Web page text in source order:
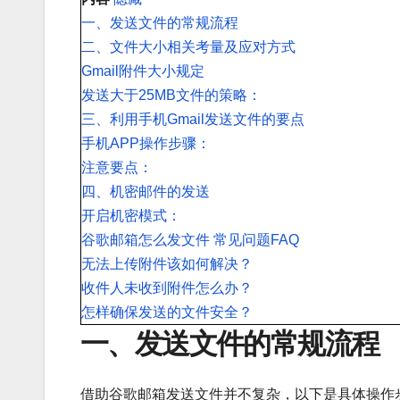
一、发送文件的常规流程
二、文件大小相关考量及应对方式
Gmail附件大小规定
发送大于25MB文件的策略：
三、利用手机Gmail发送文件的要点
手机APP操作步骤：
注意要点：
四、机密邮件的发送
开启机密模式：
谷歌邮箱怎么发文件 常见问题FAQ
无法上传附件该如何解决？
收件人未收到附件怎么办？
怎样确保发送的文件安全？
一、发送文件的常规流程
借助谷歌邮箱发送文件并不复杂，以下是具体操作